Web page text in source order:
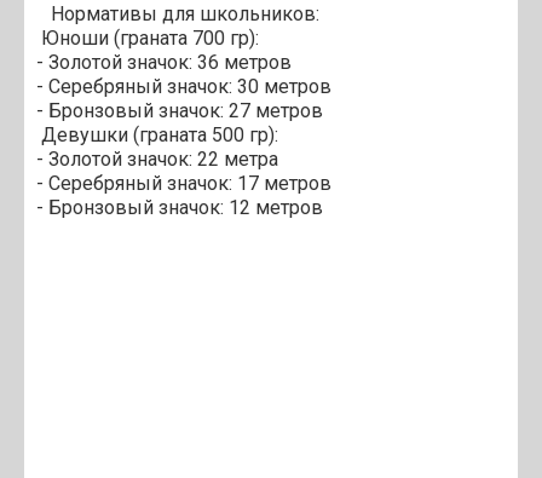
Нормативы для школьников:
Юноши (граната 700 гр):
- Золотой значок: 36 метров
- Серебряный значок: 30 метров
- Бронзовый значок: 27 метров
Девушки (граната 500 гр):
- Золотой значок: 22 метра
- Серебряный значок: 17 метров
- Бронзовый значок: 12 метров